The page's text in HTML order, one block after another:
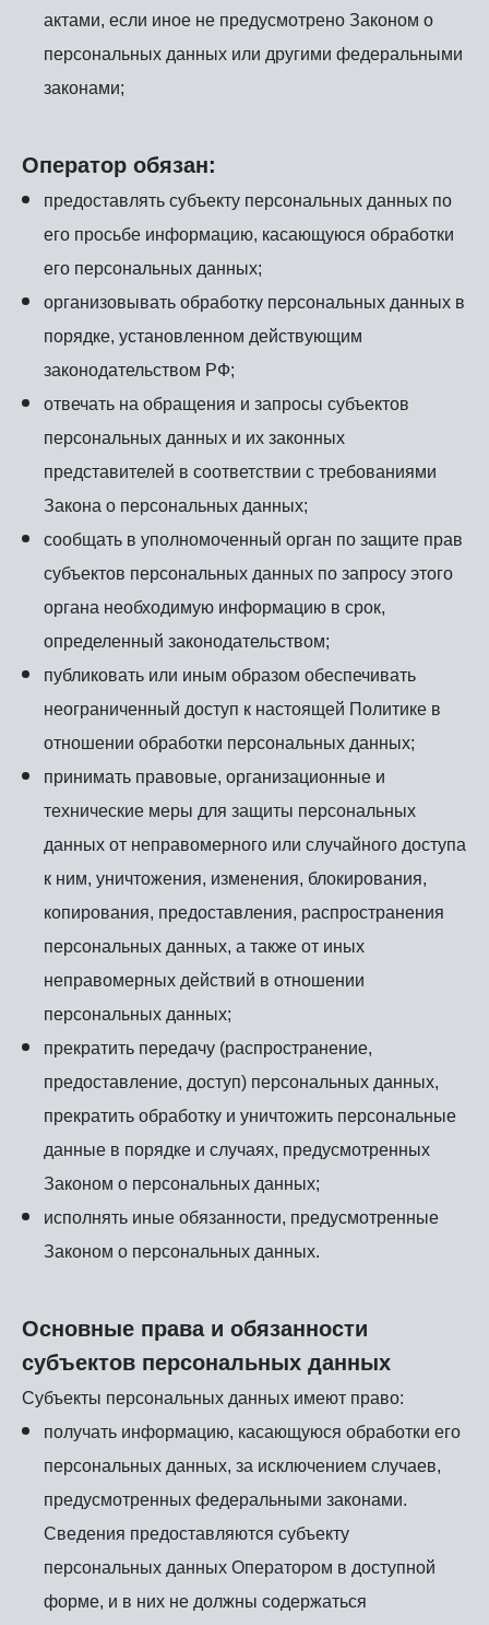
актами, если иное не предусмотрено Законом о
персональных данных или другими федеральными
законами;
Оператор обязан:
предоставлять субъекту персональных данных по
его просьбе информацию, касающуюся обработки
его персональных данных;
организовывать обработку персональных данных в
порядке, установленном действующим
законодательством РФ;
отвечать на обращения и запросы субъектов
персональных данных и их законных
представителей в соответствии с требованиями
Закона о персональных данных;
сообщать в уполномоченный орган по защите прав
субъектов персональных данных по запросу этого
органа необходимую информацию в срок,
определенный законодательством;
публиковать или иным образом обеспечивать
неограниченный доступ к настоящей Политике в
отношении обработки персональных данных;
принимать правовые, организационные и
технические меры для защиты персональных
данных от неправомерного или случайного доступа
к ним, уничтожения, изменения, блокирования,
копирования, предоставления, распространения
персональных данных, а также от иных
неправомерных действий в отношении
персональных данных;
прекратить передачу (распространение,
предоставление, доступ) персональных данных,
прекратить обработку и уничтожить персональные
данные в порядке и случаях, предусмотренных
Законом о персональных данных;
исполнять иные обязанности, предусмотренные
Законом о персональных данных.
Основные права и обязанности
субъектов персональных данных
Субъекты персональных данных имеют право:
получать информацию, касающуюся обработки его
персональных данных, за исключением случаев,
предусмотренных федеральными законами.
Сведения предоставляются субъекту
персональных данных Оператором в доступной
форме, и в них не должны содержаться